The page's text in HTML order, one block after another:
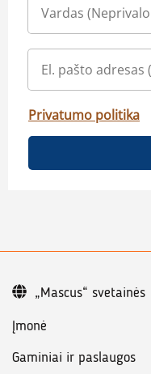
Privatumo politika
Įmonė
Gaminiai ir paslaugos
„Mascus“ svetainės